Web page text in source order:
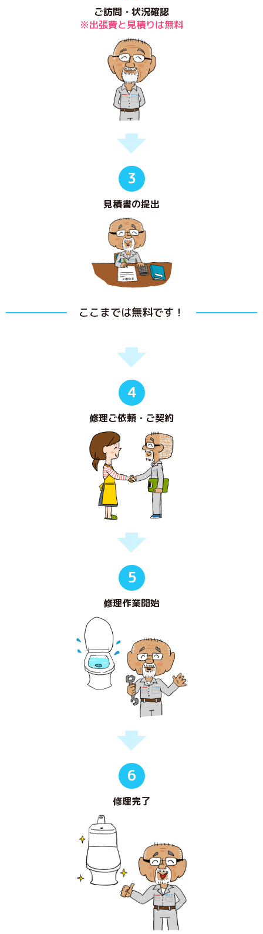
ご訪問・状況確認
※出張費と見積りは無料
3
見積書の提出
ここまでは無料です！
4
修理ご依頼・ご契約
5
修理作業開始
6
修理完了